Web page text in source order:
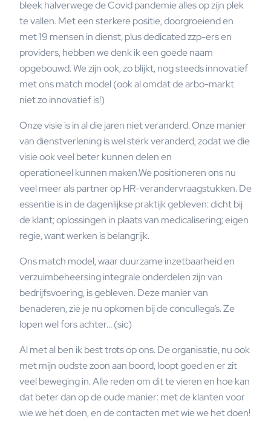
bleek halverwege de Covid pandemie alles op zijn plek
te vallen. Met een sterkere positie, doorgroeiend en
met 19 mensen in dienst, plus dedicated zzp-ers en
providers, hebben we denk ik een goede naam
opgebouwd. We zijn ook, zo blijkt, nog steeds innovatief
met ons match model (ook al omdat de arbo-markt
niet zo innovatief is!)
Onze visie is in al die jaren niet veranderd. Onze manier
van dienstverlening is wel sterk veranderd, zodat we die
visie ook veel beter kunnen delen en
operationeel kunnen maken.We positioneren ons nu
veel meer als partner op HR-verandervraagstukken. De
essentie is in de dagenlijkse praktijk gebleven: dicht bij
de klant; oplossingen in plaats van medicalisering; eigen
regie, want werken is belangrijk.
Ons match model, waar duurzame inzetbaarheid en
verzuimbeheersing integrale onderdelen zijn van
bedrijfsvoering, is gebleven. Deze manier van
benaderen, zie je nu opkomen bij de concullega’s. Ze
lopen wel fors achter… (sic)
Al met al ben ik best trots op ons. De organisatie, nu ook
met mijn oudste zoon aan boord, loopt goed en er zit
veel beweging in. Alle reden om dit te vieren en hoe kan
dat beter dan op de oude manier: met de klanten voor
wie we het doen, en de contacten met wie we het doen!